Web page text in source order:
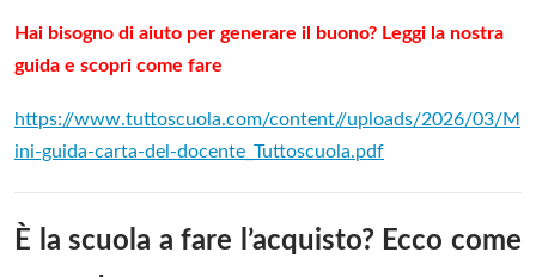
Hai bisogno di aiuto per generare il buono? Leggi la nostra
guida e scopri come fare
https://www.tuttoscuola.com/content//uploads/2026/03/M
ini-guida-carta-del-docente_Tuttoscuola.pdf
È la scuola a fare l’acquisto? Ecco come